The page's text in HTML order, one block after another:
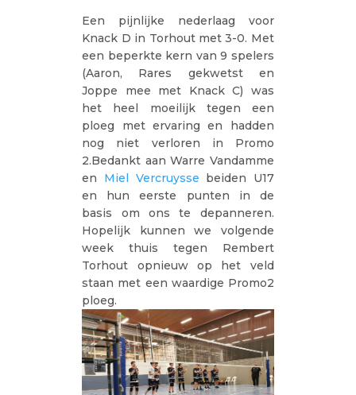
Een pijnlijke nederlaag voor
Knack D in Torhout met 3-0. Met
een beperkte kern van 9 spelers
(Aaron, Rares gekwetst en
Joppe mee met Knack C) was
het heel moeilijk tegen een
ploeg met ervaring en hadden
nog niet verloren in Promo
2.Bedankt aan Warre Vandamme
en Miel Vercruysse beiden U17
en hun eerste punten in de
basis om ons te depanneren.
Hopelijk kunnen we volgende
week thuis tegen Rembert
Torhout opnieuw op het veld
staan met een waardige Promo2
ploeg.